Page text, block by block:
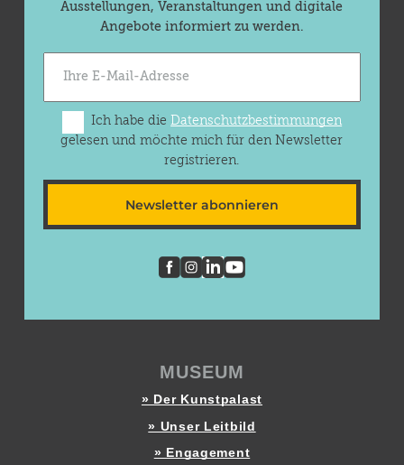
Ausstellungen, Veranstaltungen und digitale
Angebote informiert zu werden.
Ich habe dieDatenschutzbestimmungen
gelesen und möchte mich für den Newsletter
registrieren.
Newsletter abonnieren
MUSEUM
» Der Kunstpalast
» Unser Leitbild
» Engagement